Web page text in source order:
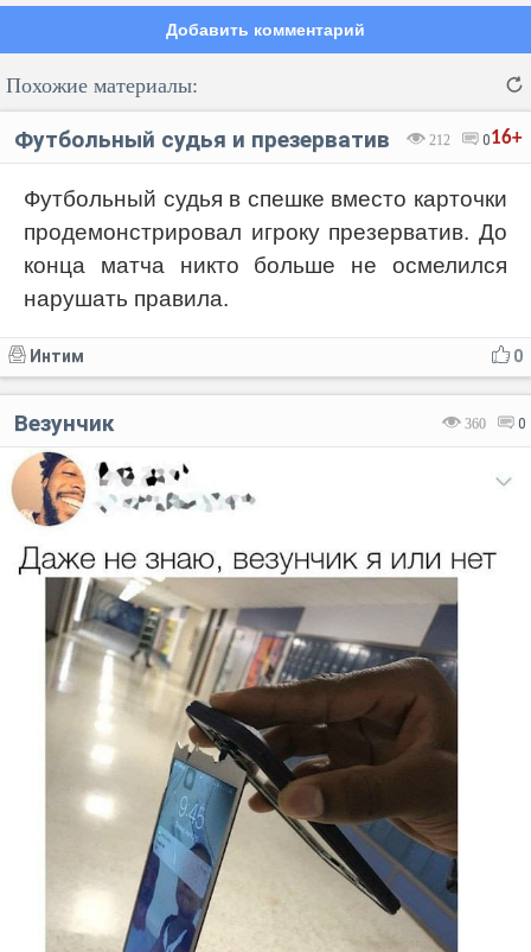
Добавить комментарий
Код: Отмена Отправить
Похожие материалы:
16+
212 0
Футбольный судья и презерватив
Футбольный судья в спешке вместо карточки
продемонстрировал игроку презерватив. До
конца матча никто больше не осмелился
нарушать правила.
0
Интим
360 0
Везунчик